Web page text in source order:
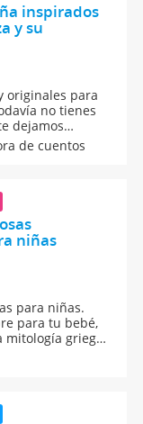
inspirados
y su
originales para
no tienes
dejamos
marca
de niña
de cuentos
niñas
para niñas.
para tu bebé,
mitología griega.
para